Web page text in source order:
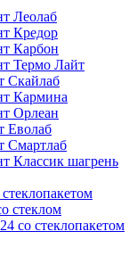
Леолаб
Кредор
Карбон
Термо Лайт
Скайлаб
Кармина
Орлеан
Еволаб
Смартлаб
Классик шагрень
стеклом
со стеклопакетом